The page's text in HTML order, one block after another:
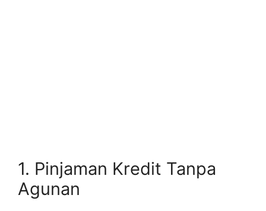
1. Pinjaman Kredit Tanpa
Agunan